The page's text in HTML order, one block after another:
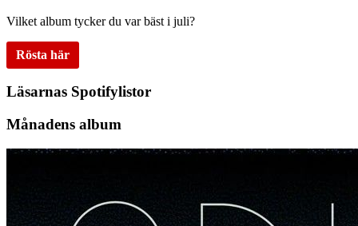
Vilket album tycker du var bäst i juli?
Rösta här
Läsarnas Spotifylistor
Månadens album